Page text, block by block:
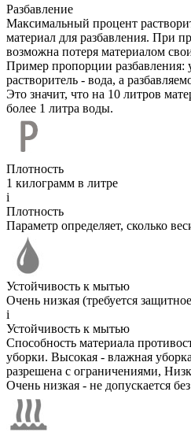
Разбавление
Максимальный процент
материал для разбавления. При
возможна потеря материалом
Пример пропорции разбавления:
растворитель - вода, а
Это значит, что на 10 литров
более 1 литра воды.
Плотность
1 килограмм в литре
i
Плотность
Параметр определяет, сколько
Устойчивость к мытью
Очень низкая (требуется
i
Устойчивость к мытью
Способность материала
уборки. Высокая - влажная
разрешена с ограничениями,
Очень низкая - не допускается